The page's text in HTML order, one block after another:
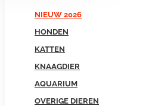
NIEUW 2026
HONDEN
KATTEN
KNAAGDIER
AQUARIUM
OVERIGE DIEREN